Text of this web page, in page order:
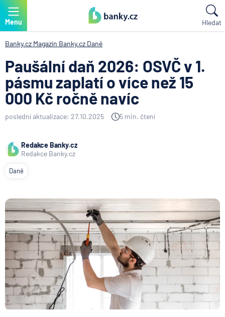
Menu Hledat
Banky.cz Magazín Banky.cz Daně
Paušální daň 2026: OSVČ v 1.
pásmu zaplatí o více než 15
000 Kč ročně navíc
poslední aktualizace: 27.10.2025 5 min. čtení
Redakce Banky.cz
Redakce Banky.cz
Daně